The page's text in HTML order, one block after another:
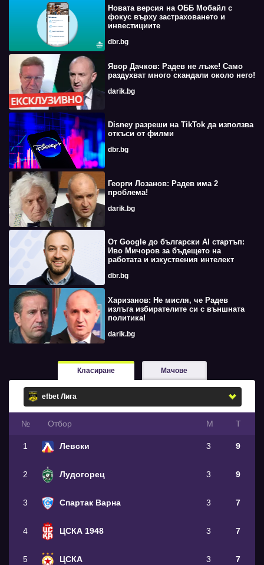
Новата версия на ОББ Мобайл с
фокус върху застраховането и
инвестициите
dbr.bg
Явор Дачков: Радев не лъже! Само
раздухват много скандали около него!
darik.bg
Disney разреши на TikTok да използва
откъси от филми
dbr.bg
Георги Лозанов: Радев има 2
проблема!
darik.bg
От Google до български AI стартъп:
Иво Мичоров за бъдещето на
работата и изкуствения интелект
dbr.bg
Харизанов: Не мисля, че Радев
излъга избирателите си с външната
политика!
darik.bg
Класиране Мачове
№ Oтбор М Т
1 Левски 3 9
2 Лудогорец 3 9
3 Спартак Варна 3 7
4 ЦСКА 1948 3 7
5 ЦСКА 3 7